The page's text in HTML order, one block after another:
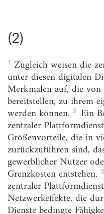
(5)
(6)
(7)
(8)
(9)
(10)
(11)
(12)
(13)
(14)
(2)
1 Zugleich weisen die
unter diesen digitalen
Merkmalen auf, die
bereitstellen, zu ihrem
werden können. 2 Ein
zentraler
Größenvorteile, die in
zurückzuführen sind,
gewerblicher Nutzer
Grenzkosten entstehen. 3
zentraler
Netzwerkeffekte, die
Dienste bedingte